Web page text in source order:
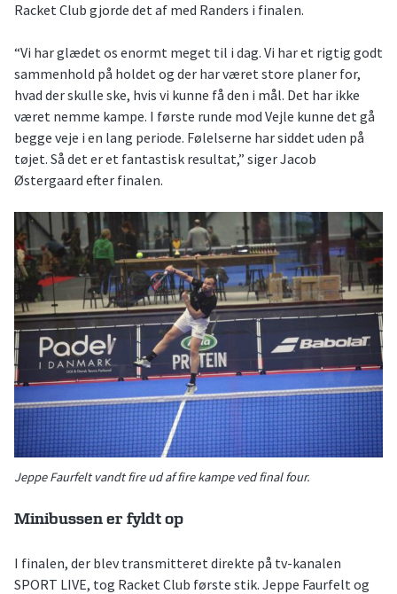
Racket Club gjorde det af med Randers i finalen.
“Vi har glædet os enormt meget til i dag. Vi har et rigtig godt
sammenhold på holdet og der har været store planer for,
hvad der skulle ske, hvis vi kunne få den i mål. Det har ikke
været nemme kampe. I første runde mod Vejle kunne det gå
begge veje i en lang periode. Følelserne har siddet uden på
tøjet. Så det er et fantastisk resultat,” siger Jacob
Østergaard efter finalen.
Jeppe Faurfelt vandt fire ud af fire kampe ved final four.
Minibussen er fyldt op
I finalen, der blev transmitteret direkte på tv-kanalen
SPORT LIVE, tog Racket Club første stik. Jeppe Faurfelt og